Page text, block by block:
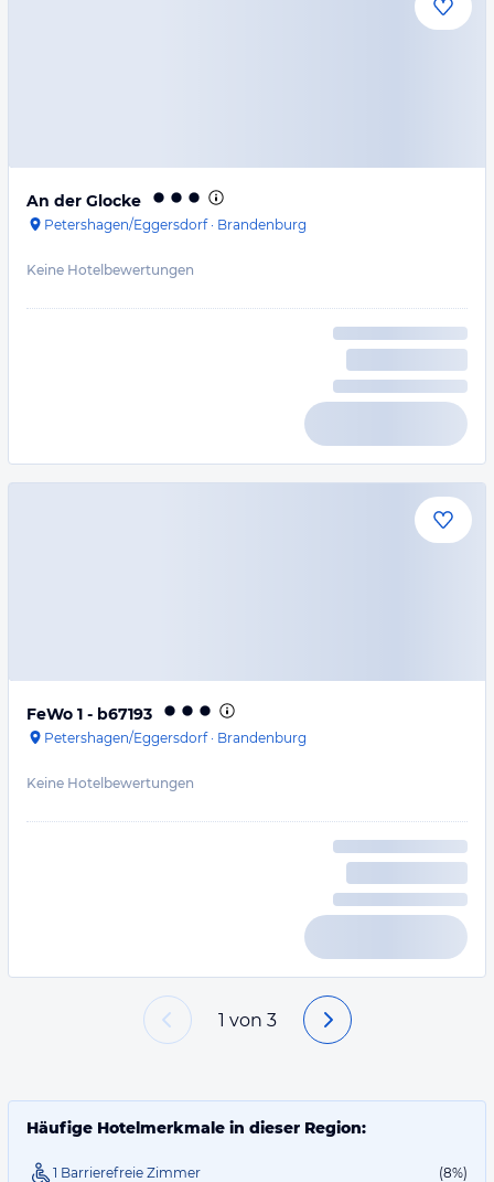
An der Glocke
Petershagen/Eggersdorf· Brandenburg
Keine Hotelbewertungen
FeWo 1 - b67193
Petershagen/Eggersdorf· Brandenburg
Keine Hotelbewertungen
1 von 3
Häufige Hotelmerkmale in dieser Region:
1 Barrierefreie Zimmer (8%)